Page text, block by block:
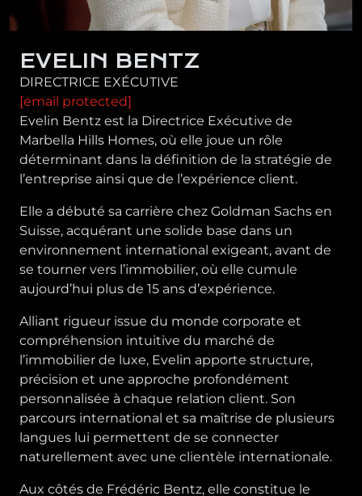
EVELIN BENTZ
DIRECTRICE EXÉCUTIVE
[email protected]
Evelin Bentz est la Directrice Exécutive de
Marbella Hills Homes, où elle joue un rôle
déterminant dans la définition de la stratégie de
l’entreprise ainsi que de l’expérience client.
Elle a débuté sa carrière chez Goldman Sachs en
Suisse, acquérant une solide base dans un
environnement international exigeant, avant de
se tourner vers l’immobilier, où elle cumule
aujourd’hui plus de 15 ans d’expérience.
Alliant rigueur issue du monde corporate et
compréhension intuitive du marché de
l’immobilier de luxe, Evelin apporte structure,
précision et une approche profondément
personnalisée à chaque relation client. Son
parcours international et sa maîtrise de plusieurs
langues lui permettent de se connecter
naturellement avec une clientèle internationale.
Aux côtés de Frédéric Bentz, elle constitue le